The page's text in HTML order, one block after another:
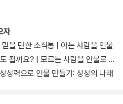
마존 스테디셀러로 지난 십여 년간
작법 가이드북으로 꼽히고 있다.
지망생들은 물론 글쓰기 교사들의
쓰기 모임과 소설창작 수업의 교재
자
을 만한 소식통 | 아는 사람을 인물
될까요? | 모르는 사람을 인물로 만
상력으로 인물 만들기: 상상의 나래